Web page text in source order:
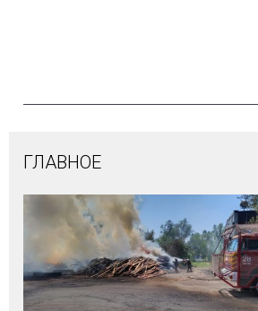
ГЛАВНОЕ